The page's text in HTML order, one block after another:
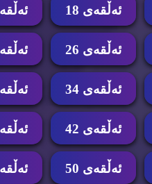
ئه‌ڵقه‌ی 18
ئه‌ڵقه‌ی 26
ئه‌ڵقه‌ی 34
ئه‌ڵقه‌ی 42
ئه‌ڵقه‌ی 50